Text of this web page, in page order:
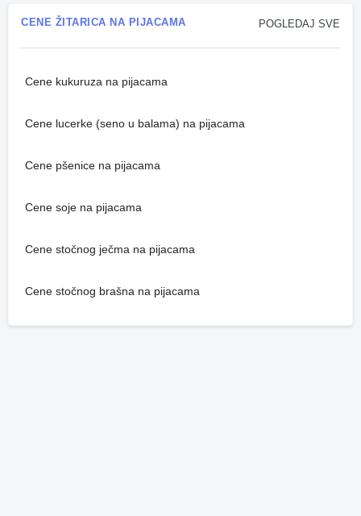
POGLEDAJ SVE
CENE ŽITARICA NA PIJACAMA
Cene kukuruza na pijacama
Cene lucerke (seno u balama) na pijacama
Cene pšenice na pijacama
Cene soje na pijacama
Cene stočnog ječma na pijacama
Cene stočnog brašna na pijacama